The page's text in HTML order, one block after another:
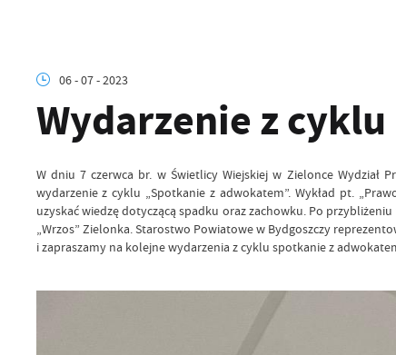
06 - 07 - 2023
Wydarzenie z
W dniu 7 czerwca br. w Świetlicy Wiejskiej w Zielonce Wydział
wydarzenie z cyklu „Spotkanie z adwokatem”. Wykład pt.
uzyskać wiedzę dotyczącą spadku oraz zachowku. Po
„Wrzos” Zielonka. Starostwo Powiatowe w Bydgoszczy
i zapraszamy na kolejne wydarzenia z cyklu spotkanie z